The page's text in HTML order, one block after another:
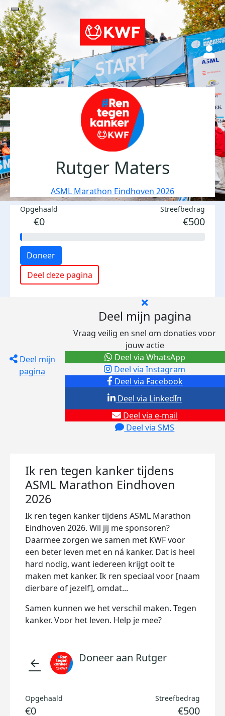
Rutger Maters
ASML Marathon Eindhoven 2026
Opgehaald
€0
Streefbedrag
€500
Doneer
Deel deze pagina
Deel mijn
pagina
Deel mijn pagina
Vraag veilig en snel om donaties voor
jouw actie
Deel via Facebook
Deel via Instagram
Deel via e-mail
Deel via SMS
Deel via LinkedIn
Deel via WhatsApp
Ik ren tegen kanker tijdens
ASML Marathon Eindhoven
2026
Ik ren tegen kanker tijdens ASML Marathon
Eindhoven 2026. Wil jij me sponsoren?
Daarmee zorgen we samen met KWF voor
een beter leven met en ná kanker. Dat is heel
hard nodig, want iedereen krijgt ooit te
maken met kanker. Ik ren speciaal voor [naam
dierbare of jezelf], omdat...
Samen kunnen we het verschil maken. Tegen
kanker. Voor het leven. Help je mee?
arrow_back Doneer aan Rutger
Opgehaald
€0
Streefbedrag
€500